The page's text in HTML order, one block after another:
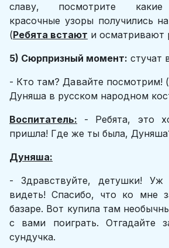
славу, посмотрите какие
красочные узоры получились
(Ребята встают и осматривают
5) Сюрпризный момент: стучат
- Кто там? Давайте посмотрим!
Дуняша в русском народном
Воспитатель: - Ребята, это
пришла! Где же ты была,
Дуняша:
- Здравствуйте, детушки!
видеть! Спасибо, что ко мне
базаре. Вот купила там
с вами поиграть. Отгадайте
сундучка.